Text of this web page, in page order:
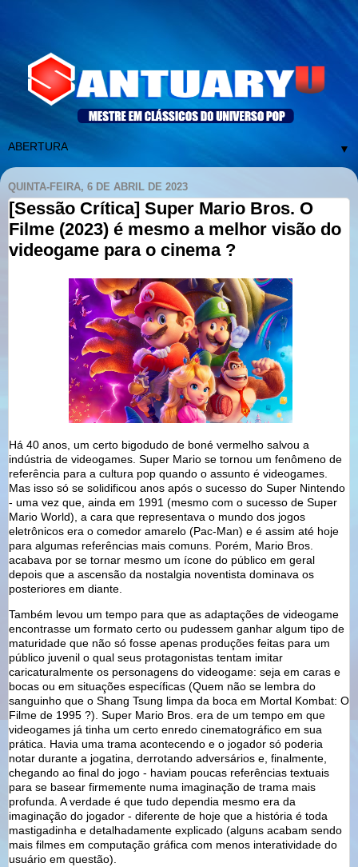
▼
QUINTA-FEIRA, 6 DE ABRIL DE 2023
[Sessão Crítica] Super Mario Bros. O
Filme (2023) é mesmo a melhor visão do
videogame para o cinema ?
Há 40 anos, um certo bigodudo de boné vermelho salvou a
indústria de videogames. Super Mario se tornou um fenômeno de
referência para a cultura pop quando o assunto é videogames.
Mas isso só se solidificou anos após o sucesso do Super Nintendo
- uma vez que, ainda em 1991 (mesmo com o sucesso de Super
Mario World), a cara que representava o mundo dos jogos
eletrônicos era o comedor amarelo (Pac-Man) e é assim até hoje
para algumas referências mais comuns. Porém, Mario Bros.
acabava por se tornar mesmo um ícone do público em geral
depois que a ascensão da nostalgia noventista dominava os
posteriores em diante.
Também levou um tempo para que as adaptações de videogame
encontrasse um formato certo ou pudessem ganhar algum tipo de
maturidade que não só fosse apenas produções feitas para um
público juvenil o qual seus protagonistas tentam imitar
caricaturalmente os personagens do videogame: seja em caras e
bocas ou em situações específicas (Quem não se lembra do
sanguinho que o Shang Tsung limpa da boca em Mortal Kombat: O
Filme de 1995 ?). Super Mario Bros. era de um tempo em que
videogames já tinha um certo enredo cinematográfico em sua
prática. Havia uma trama acontecendo e o jogador só poderia
notar durante a jogatina, derrotando adversários e, finalmente,
chegando ao final do jogo - haviam poucas referências textuais
para se basear firmemente numa imaginação de trama mais
profunda. A verdade é que tudo dependia mesmo era da
imaginação do jogador - diferente de hoje que a história é toda
mastigadinha e detalhadamente explicado (alguns acabam sendo
mais filmes em computação gráfica com menos interatividade do
usuário em questão).